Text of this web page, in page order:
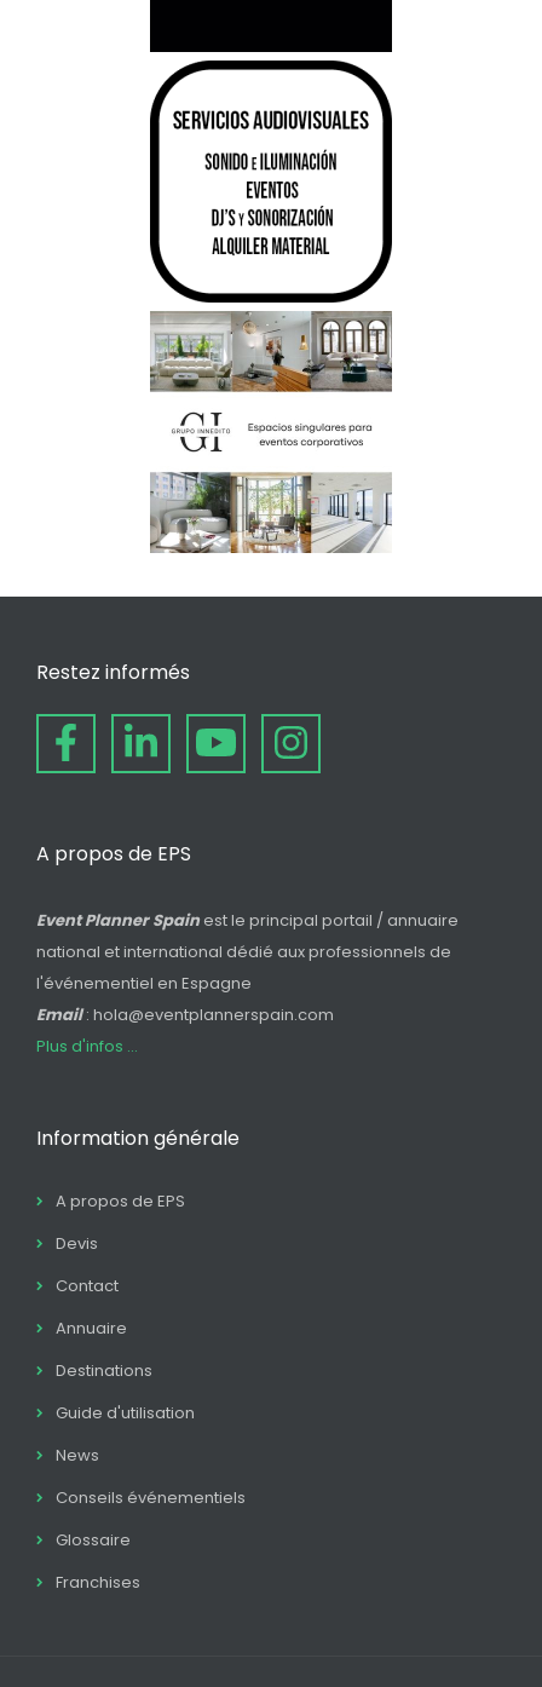
Restez informés
A propos de EPS
Event Planner Spain est le principal portail / annuaire
national et international dédié aux professionnels de
l'événementiel en Espagne
Email: hola@eventplannerspain.com
Plus d'infos ...
Information générale
A propos de EPS
Devis
Contact
Annuaire
Destinations
Guide d'utilisation
News
Conseils événementiels
Glossaire
Franchises